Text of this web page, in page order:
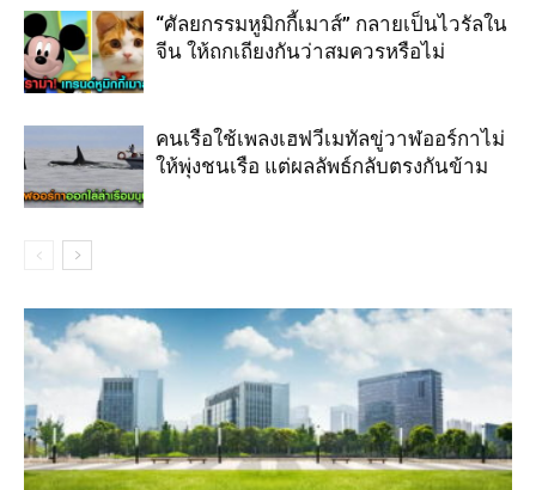
“ศัลยกรรมหูมิกกี้เมาส์” กลายเป็นไวรัลใน
จีน ให้ถกเถียงกันว่าสมควรหรือไม่
คนเรือใช้เพลงเฮฟวีเมทัลขู่วาฬออร์กาไม่
ให้พุ่งชนเรือ แต่ผลลัพธ์กลับตรงกันข้าม